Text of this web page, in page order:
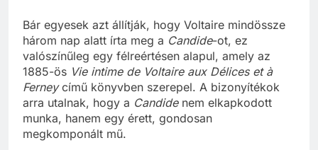
Bár egyesek azt állítják, hogy Voltaire mindössze
három nap alatt írta meg a Candide-ot, ez
valószínűleg egy félreértésen alapul, amely az
1885-ös Vie intime de Voltaire aux Délices et à
Ferneycímű könyvben szerepel. A bizonyítékok
arra utalnak, hogy a Candidenem elkapkodott
munka, hanem egy érett, gondosan
megkomponált mű.